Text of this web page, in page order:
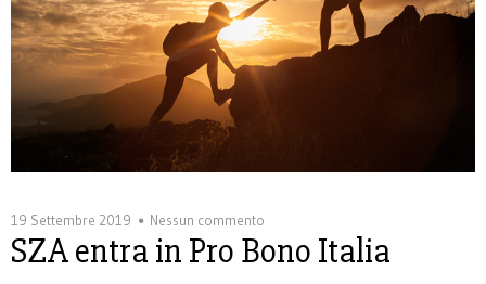
19 Settembre 2019 Nessun commento
SZA entra in Pro Bono Italia